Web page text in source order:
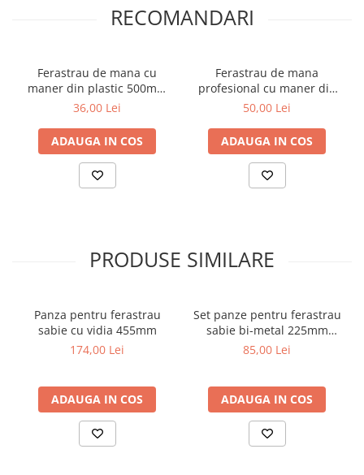
RECOMANDARI
Ferastrau de mana cu
maner din plastic 500mm
Faster Tools
36,00 Lei
ADAUGA IN COS
Ferastrau de mana
profesional cu maner din
plastic 450mm Faster Tools
50,00 Lei
ADAUGA IN COS
PRODUSE SIMILARE
Panza pentru ferastrau
sabie cu vidia 455mm
174,00 Lei
ADAUGA IN COS
Set panze pentru ferastrau
sabie bi-metal 225mm
5buc/set Faster Tools
85,00 Lei
ADAUGA IN COS